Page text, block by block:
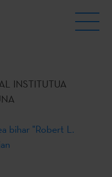
INSTITUTUA
bihar "Robert L.